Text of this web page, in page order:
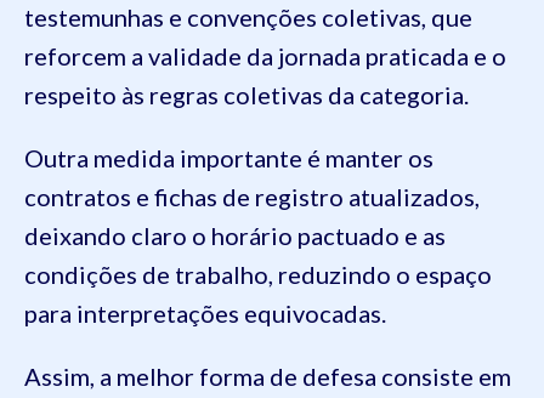
testemunhas e convenções coletivas, que
reforcem a validade da jornada praticada e o
respeito às regras coletivas da categoria.
Outra medida importante é manter os
contratos e fichas de registro atualizados,
deixando claro o horário pactuado e as
condições de trabalho, reduzindo o espaço
para interpretações equivocadas.
Assim, a melhor forma de defesa consiste em